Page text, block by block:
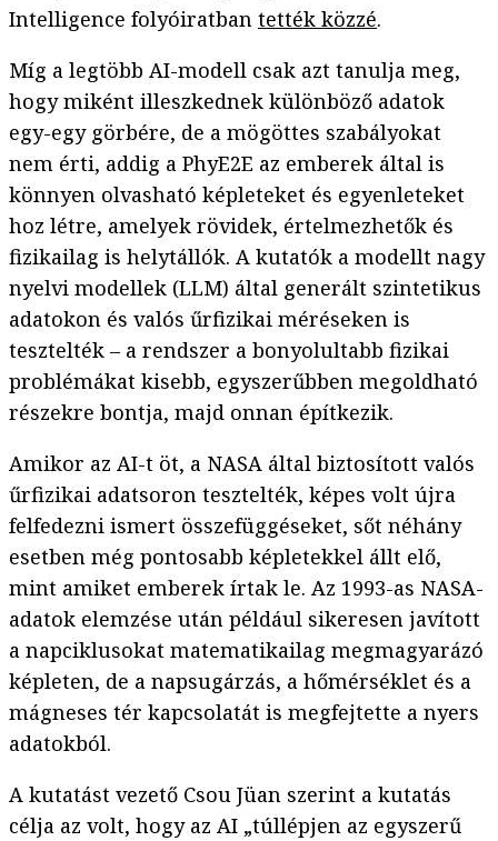
Intelligence folyóiratban tették közzé.
Míg a legtöbb AI-modell csak azt tanulja meg,
hogy miként illeszkednek különböző adatok
egy-egy görbére, de a mögöttes szabályokat
nem érti, addig a PhyE2E az emberek által is
könnyen olvasható képleteket és egyenleteket
hoz létre, amelyek rövidek, értelmezhetők és
fizikailag is helytállók. A kutatók a modellt nagy
nyelvi modellek (LLM) által generált szintetikus
adatokon és valós űrfizikai méréseken is
tesztelték – a rendszer a bonyolultabb fizikai
problémákat kisebb, egyszerűbben megoldható
részekre bontja, majd onnan építkezik.
Amikor az AI-t öt, a NASA által biztosított valós
űrfizikai adatsoron tesztelték, képes volt újra
felfedezni ismert összefüggéseket, sőt néhány
esetben még pontosabb képletekkel állt elő,
mint amiket emberek írtak le. Az 1993-as NASA-
adatok elemzése után például sikeresen javított
a napciklusokat matematikailag megmagyarázó
képleten, de a napsugárzás, a hőmérséklet és a
mágneses tér kapcsolatát is megfejtette a nyers
adatokból.
A kutatást vezető Csou Jüan szerint a kutatás
célja az volt, hogy az AI „túllépjen az egyszerű